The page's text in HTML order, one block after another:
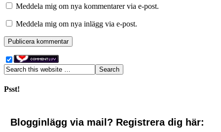
Meddela mig om nya kommentarer via e-post.
Meddela mig om nya inlägg via e-post.
Psst!
Blogginlägg via mail? Registrera dig här: